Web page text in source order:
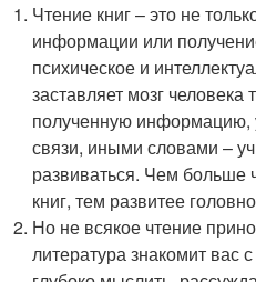
Чтение книг – это не
информации или
психическое и
заставляет мозг человека
полученную информацию,
связи, иными словами –
развиваться. Чем больше
книг, тем развитее
Но не всякое чтение
литература знакомит вас